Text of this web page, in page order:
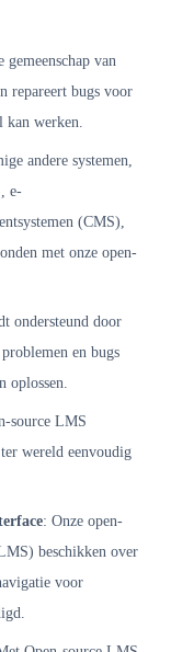
van
repareert bugs voor
werken.
andere systemen,
e-
(CMS),
met onze open-
ondersteund door
en bugs
oplossen.
source LMS
wereld eenvoudig
: Onze open-
beschikken over
voor